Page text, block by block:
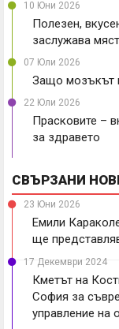
10 Юни 2026
Полезен,
заслужава
07 Юли 2026
Защо мозъкът
22 Юли 2026
Прасковите –
за здравето
СВЪРЗАНИ
23 Юни 2026
Емили
ще
17 Декември 2024
Кметът на
София за
управление на